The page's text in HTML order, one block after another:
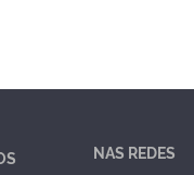
NAS REDES